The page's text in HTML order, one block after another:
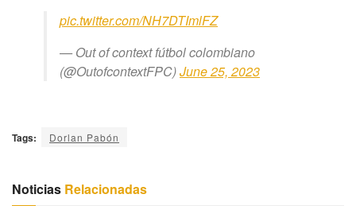
pic.twitter.com/NH7DTImlFZ
— Out of context fútbol colombiano
(@OutofcontextFPC)June 25, 2023
Tags: Dorlan Pabón
Noticias Relacionadas